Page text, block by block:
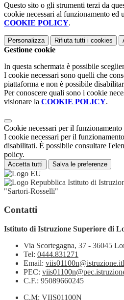
Questo sito o gli strumenti terzi da
cookie necessari al funzionamento
COOKIE POLICY.
Personalizza Rifiuta tutti i cookies
Gestione cookie
In questa schermata è possibile
I cookie necessari sono quelli che
piattaforma e non è possibile
Per conoscere quali sono i cookie
visionare la COOKIE POLICY.
Cookie necessari per il funzionamento
I cookie necessari per il
disabilitati. È possibile consultare
policy.
Accetta tutti Salva le preferenze
Istituto di
"Sartori-Rosselli"
Contatti
Istituto di Istruzione Superiore di
Via Scortegagna, 37 - 36045
Tel: 0444.831271
Email: viis01100n@istruzione.it
PEC:
C.F.: 95089660245
C.M: VIIS01100N